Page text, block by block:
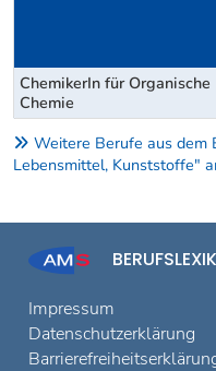
ChemikerIn für Organische
Chemie
Weitere Berufe aus dem
Lebensmittel, Kunststoffe"
Impressum
Datenschutzerklärung